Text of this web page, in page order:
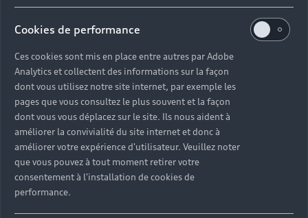
Découvrez les déclinaisons sportives S et RS
Trouvez votre Partenaire Audi près de chez vous
Trouvez votre Audi d’occasion par modèle et par
ville
Cookies de performance
Ces cookies sont mis en place entre autres par Adobe
Analytics et collectent des informations sur la façon
dont vous utilisez notre site internet, par exemple les
pages que vous consultez le plus souvent et la façon
dont vous vous déplacez sur le site. Ils nous aident à
améliorer la convivialité du site internet et donc à
améliorer votre expérience d'utilisateur. Veuillez noter
que vous pouvez à tout moment retirer votre
consentement à l'installation de cookies de
performance.